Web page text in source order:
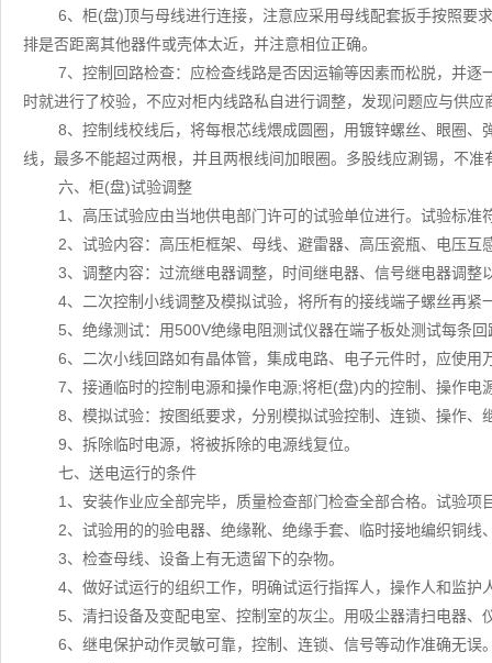
6、柜(盘)顶与母线进行连接，注意应采用母线配套扳手按照要
排是否距离其他器件或壳体太近，并注意相位正确。
7、控制回路检查：应检查线路是否因运输等因素而松脱，并
时就进行了校验，不应对柜内线路私自进行调整，发现问题应与供应
8、控制线校线后，将每根芯线煨成圆圈，用镀锌螺丝、眼圈
线，最多不能超过两根，并且两根线间加眼圈。多股线应涮锡，不准
六、柜(盘)试验调整
1、高压试验应由当地供电部门许可的试验单位进行。试验标
2、试验内容：高压柜框架、母线、避雷器、高压瓷瓶、电压互
3、调整内容：过流继电器调整，时间继电器、信号继电器调整
4、二次控制小线调整及模拟试验，将所有的接线端子螺丝再紧
5、绝缘测试：用500V绝缘电阻测试仪器在端子板处测试每条
6、二次小线回路如有晶体管，集成电路、电子元件时，应使用
7、接通临时的控制电源和操作电源;将柜(盘)内的控制、操作电
8、模拟试验：按图纸要求，分别模拟试验控制、连锁、操作
9、拆除临时电源，将被拆除的电源线复位。
七、送电运行的条件
1、安装作业应全部完毕，质量检查部门检查全部合格。试验项
2、试验用的的验电器、绝缘靴、绝缘手套、临时接地编织铜线
3、检查母线、设备上有无遗留下的杂物。
4、做好试运行的组织工作，明确试运行指挥人，操作人和监护
5、清扫设备及变配电室、控制室的灰尘。用吸尘器清扫电器、
6、继电保护动作灵敏可靠，控制、连锁、信号等动作准确无误